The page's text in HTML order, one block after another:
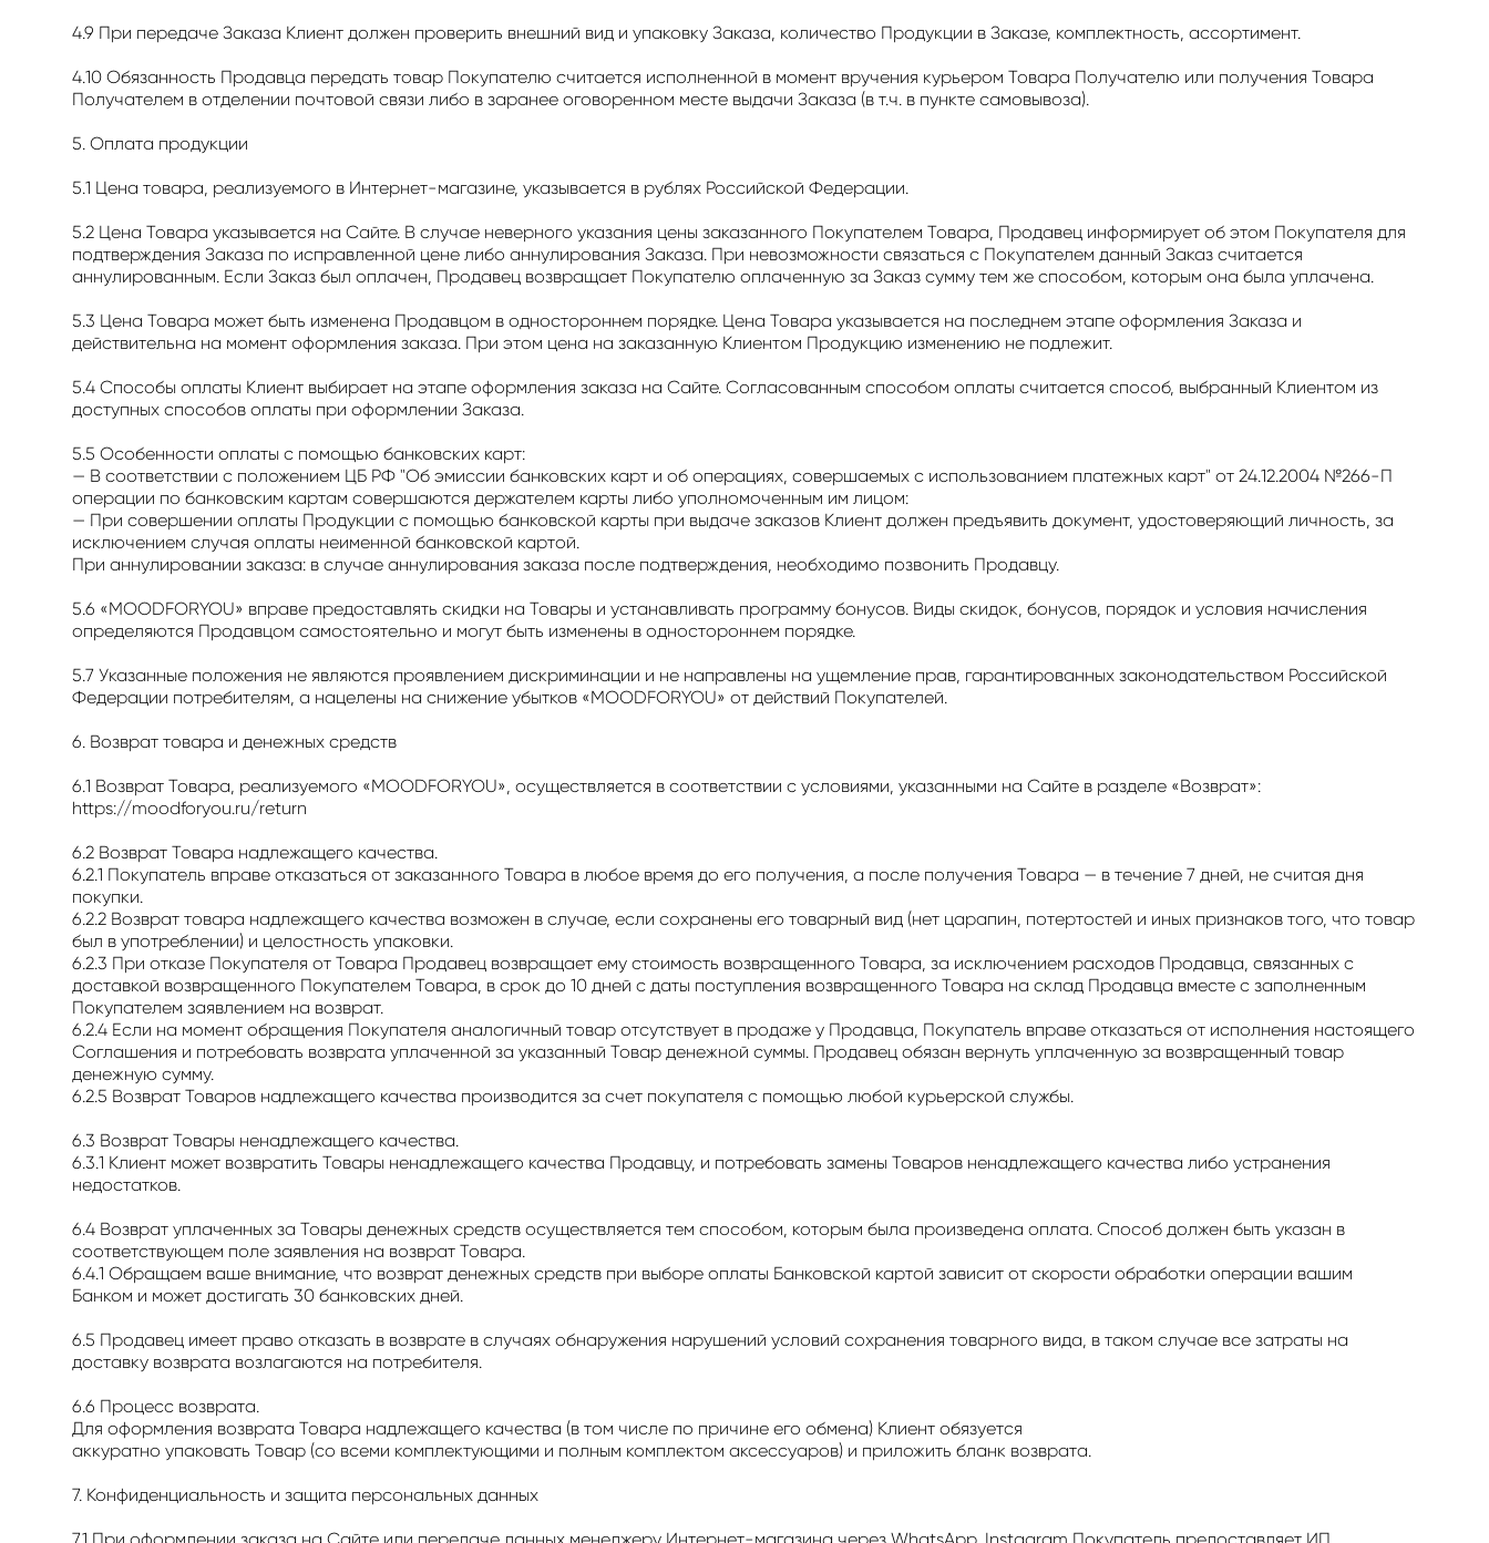
4.9 При передаче Заказа Клиент должен проверить внешний вид и упаковку Заказа, количество Продукции в Заказе, комплектность, ассортимент.
4.10 Обязанность Продавца передать товар Покупателю считается исполненной в момент вручения курьером Товара Получателю или получения Товара
Получателем в отделении почтовой связи либо в заранее оговоренном месте выдачи Заказа (в т.ч. в пункте самовывоза).
5. Оплата продукции
5.1 Цена товара, реализуемого в Интернет-магазине, указывается в рублях Российской Федерации.
5.2 Цена Товара указывается на Сайте. В случае неверного указания цены заказанного Покупателем Товара, Продавец информирует об этом Покупателя для
подтверждения Заказа по исправленной цене либо аннулирования Заказа. При невозможности связаться с Покупателем данный Заказ считается
аннулированным. Если Заказ был оплачен, Продавец возвращает Покупателю оплаченную за Заказ сумму тем же способом, которым она была уплачена.
5.3 Цена Товара может быть изменена Продавцом в одностороннем порядке. Цена Товара указывается на последнем этапе оформления Заказа и
действительна на момент оформления заказа. При этом цена на заказанную Клиентом Продукцию изменению не подлежит.
5.4 Способы оплаты Клиент выбирает на этапе оформления заказа на Сайте. Согласованным способом оплаты считается способ, выбранный Клиентом из
доступных способов оплаты при оформлении Заказа.
5.5 Особенности оплаты с помощью банковских карт:
— В соответствии с положением ЦБ РФ "Об эмиссии банковских карт и об операциях, совершаемых с использованием платежных карт" от 24.12.2004 №266-П
операции по банковским картам совершаются держателем карты либо уполномоченным им лицом:
— При совершении оплаты Продукции с помощью банковской карты при выдаче заказов Клиент должен предъявить документ, удостоверяющий личность, за
исключением случая оплаты неименной банковской картой.
При аннулировании заказа: в случае аннулирования заказа после подтверждения, необходимо позвонить Продавцу.
5.6 «MOODFORYOU» вправе предоставлять скидки на Товары и устанавливать программу бонусов. Виды скидок, бонусов, порядок и условия начисления
определяются Продавцом самостоятельно и могут быть изменены в одностороннем порядке.
5.7 Указанные положения не являются проявлением дискриминации и не направлены на ущемление прав, гарантированных законодательством Российской
Федерации потребителям, а нацелены на снижение убытков «MOODFORYOU» от действий Покупателей.
6. Возврат товара и денежных средств
6.1 Возврат Товара, реализуемого «MOODFORYOU», осуществляется в соответствии с условиями, указанными на Сайте в разделе «Возврат»:
https://moodforyou.ru/return
6.2 Возврат Товара надлежащего качества.
6.2.1 Покупатель вправе отказаться от заказанного Товара в любое время до его получения, а после получения Товара — в течение 7 дней, не считая дня
покупки.
6.2.2 Возврат товара надлежащего качества возможен в случае, если сохранены его товарный вид (нет царапин, потертостей и иных признаков того, что товар
был в употреблении) и целостность упаковки.
6.2.3 При отказе Покупателя от Товара Продавец возвращает ему стоимость возвращенного Товара, за исключением расходов Продавца, связанных с
доставкой возвращенного Покупателем Товара, в срок до 10 дней с даты поступления возвращенного Товара на склад Продавца вместе с заполненным
Покупателем заявлением на возврат.
6.2.4 Если на момент обращения Покупателя аналогичный товар отсутствует в продаже у Продавца, Покупатель вправе отказаться от исполнения настоящего
Соглашения и потребовать возврата уплаченной за указанный Товар денежной суммы. Продавец обязан вернуть уплаченную за возвращенный товар
денежную сумму.
6.2.5 Возврат Товаров надлежащего качества производится за счет покупателя с помощью любой курьерской службы.
6.3 Возврат Товары ненадлежащего качества.
6.3.1 Клиент может возвратить Товары ненадлежащего качества Продавцу, и потребовать замены Товаров ненадлежащего качества либо устранения
недостатков.
6.4 Возврат уплаченных за Товары денежных средств осуществляется тем способом, которым была произведена оплата. Способ должен быть указан в
соответствующем поле заявления на возврат Товара.
6.4.1 Обращаем ваше внимание, что возврат денежных средств при выборе оплаты Банковской картой зависит от скорости обработки операции вашим
Банком и может достигать 30 банковских дней.
6.5 Продавец имеет право отказать в возврате в случаях обнаружения нарушений условий сохранения товарного вида, в таком случае все затраты на
доставку возврата возлагаются на потребителя.
6.6 Процесс возврата.
Для оформления возврата Товара надлежащего качества (в том числе по причине его обмена) Клиент обязуется
аккуратно упаковать Товар (со всеми комплектующими и полным комплектом аксессуаров) и приложить бланк возврата.
7. Конфиденциальность и защита персональных данных